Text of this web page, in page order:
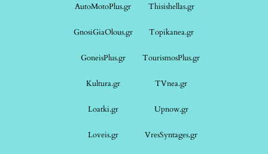
AutoMotoPlus.gr Thisishellas.gr
GnosiGiaOlous.gr Topikanea.gr
GoneisPlus.gr TourismosPlus.gr
Kultura.gr TVnea.gr
Loatki.gr Upnow.gr
Loveis.gr VresSyntages.gr